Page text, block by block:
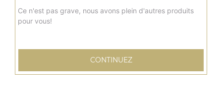
Salade, tomates, oignons, frites, sauce au choix
Assiette 3 viandes
Salade, tomates, oignons, frites, sauce au choix
Ce n'est pas grave, nous avons plein d'autres produits
pour vous!
CONTINUEZ